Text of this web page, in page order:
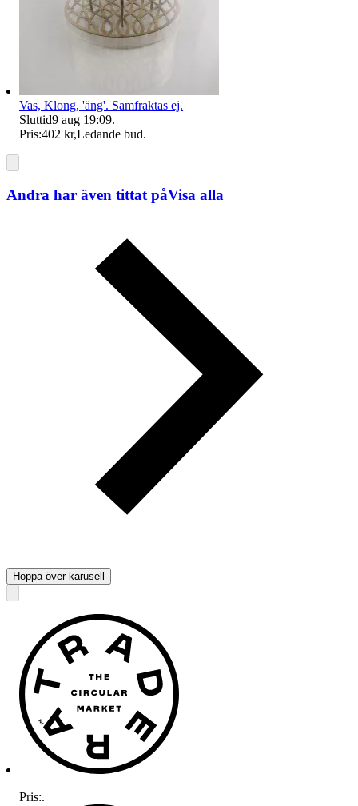
Vas, Klong, 'äng'. Samfraktas ej.
Sluttid9 aug 19:09.
Pris:402 kr,Ledande bud.
Andra har även tittat påVisa alla
Hoppa över karusell
Pris:.